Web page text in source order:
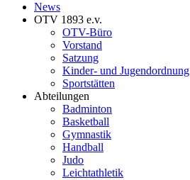
News
OTV 1893 e.v.
OTV-Büro
Vorstand
Satzung
Kinder- und Jugendordnung
Sportstätten
Abteilungen
Badminton
Basketball
Gymnastik
Handball
Judo
Leichtathletik